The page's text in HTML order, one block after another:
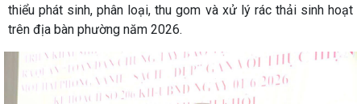
thiểu phát sinh, phân loại, thu gom và xử lý rác thải sinh hoạt
trên địa bàn phường năm 2026.